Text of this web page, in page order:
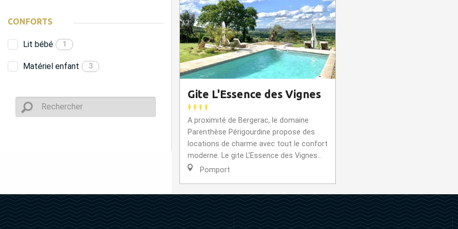
CONFORTS
Lit bébé 1
Matériel enfant 3
Gite L'Essence des Vignes
A proximité de Bergerac, le domaine
Parenthèse Périgourdine propose des
locations de charme avec tout le confort
moderne. Le gite L'Essence des Vignes...
Pomport